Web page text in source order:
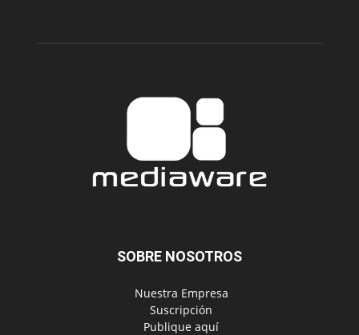
SOBRE NOSOTROS
‎ Nuestra Empresa
‎ Suscripción
‎ Publique aquí